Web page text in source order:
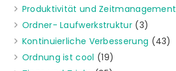
Produktivität und Zeitmanagement
Ordner- Laufwerkstruktur (3)
Kontinuierliche Verbesserung (43)
Ordnung ist cool (19)